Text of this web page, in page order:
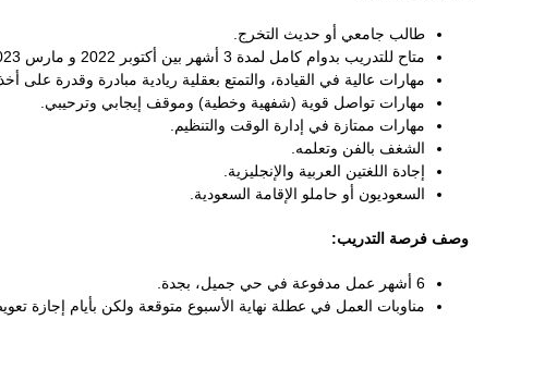
طالب جامعي أو حديث التخرج.
متاح للتدريب بدوام كامل لمدة 3 أشهر بين أكتوبر 2022 و مارس 2023
مهارات عالية في القيادة، والتمتع بعقلية ريادية مبادرة وقدرة على
مهارات تواصل قوية (شفهية وخطية) وموقف إيجابي وترحيبي.
مهارات ممتازة في إدارة الوقت والتنظيم.
الشغف بالفن وتعلمه.
إجادة اللغتين العربية والإنجليزية.
السعوديون أو حاملو الإقامة السعودية.
وصف فرصة التدريب:
6 أشهر عمل مدفوعة في حي جميل، بجدة.
مناوبات العمل في عطلة نهاية الأسبوع متوقعة ولكن بأيام إجازة